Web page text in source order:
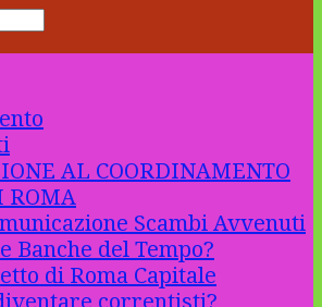
AL COORDINAMENTO
ROMA
Scambi Avvenuti
Banche del Tempo?
di Roma Capitale